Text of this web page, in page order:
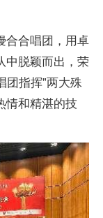
合合唱团，用卓
中脱颖而出，荣
团指挥”两大殊
情和精湛的技